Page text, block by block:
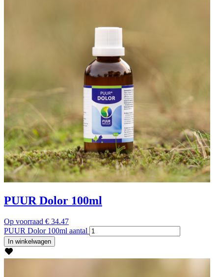
PUUR Dolor 100ml
Op voorraad € 34.47
PUUR Dolor 100ml aantal
In winkelwagen